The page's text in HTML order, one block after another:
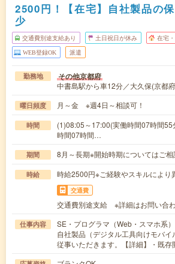
2500円！【在宅】自社製品の
少
交通費別途支給あり 土日祝日が休み 在宅
WEB登録OK 派遣
勤務地 その他京都府
中書島駅から車12分／大久保(京都
曜日頻度 月～金 ※週4日～相談可！
時間
(1)08:05～17:00(実働時間07時間
時間07時間…
期間 8月～長期※開始時期についてはご
時給 時給2500円※ご経験やスキルにより
交通費
交通費別途支給 ※詳細はお問い合わ
仕事内容
SE・プログラマ（Web・スマホ系）
自社製品（デジタル工具向けモバ
従事いただきます。【詳細】・既